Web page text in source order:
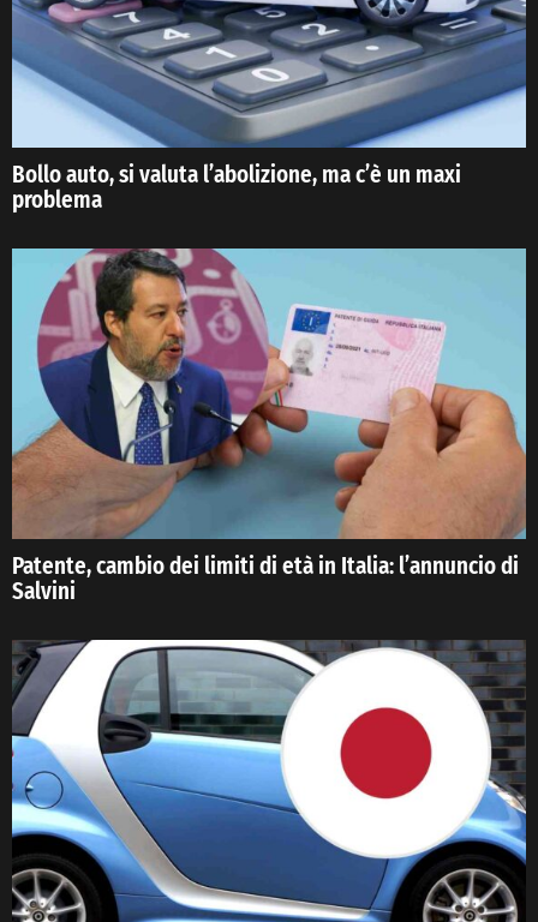
Bollo auto, si valuta l’abolizione, ma c’è un maxi
problema
Patente, cambio dei limiti di età in Italia: l’annuncio di
Salvini